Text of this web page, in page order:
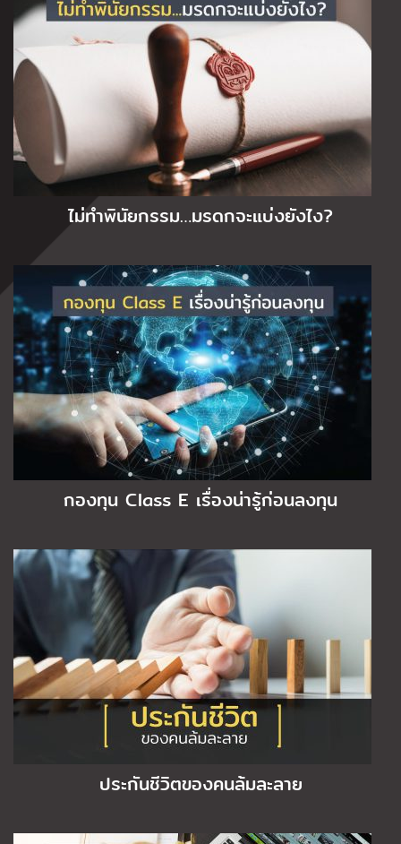
ไม่ทำพินัยกรรม…มรดกจะแบ่งยังไง?
กองทุน Class E เรื่องน่ารู้ก่อนลงทุน
ประกันชีวิตของคนล้มละลาย